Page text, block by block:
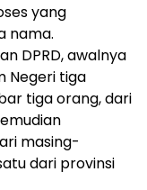
yang
nama.
DPRD, awalnya
Negeri tiga
tiga orang, dari
masing-
dari provinsi